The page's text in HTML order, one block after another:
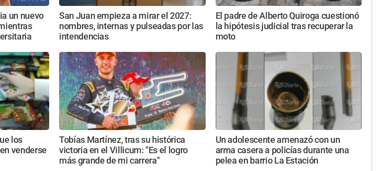
un nuevo
San Juan empieza a mirar el 2027:
nombres, internas y pulseadas por las
intendencias
El padre de Alberto Quiroga cuestionó
la hipótesis judicial tras recuperar la
moto
los
venderse
Tobías Martínez, tras su histórica
victoria en el Villicum: "Es el logro
más grande de mi carrera"
Un adolescente amenazó con un
arma casera a policías durante una
pelea en barrio La Estación